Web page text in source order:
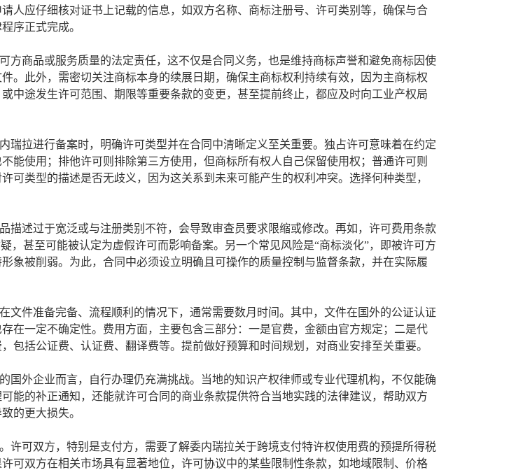
人应仔细核对证书上记载的信息，如双方名称、商标注册号、许可类别等，确保与合
序正式完成。
商品或服务质量的法定责任，这不仅是合同义务，也是维持商标声誉和避免商标因使
。此外，需密切关注商标本身的续展日期，确保主商标权利持续有效，因为主商标权
中途发生许可范围、期限等重要条款的变更，甚至提前终止，都应及时向工业产权局
拉进行备案时，明确许可类型并在合同中清晰定义至关重要。独占许可意味着在约定
能使用；排他许可则排除第三方使用，但商标所有权人自己保留使用权；普通许可则
可类型的描述是否无歧义，因为这关系到未来可能产生的权利冲突。选择何种类型，
述过于宽泛或与注册类别不符，会导致审查员要求限缩或修改。再如，许可费用条款
，甚至可能被认定为虚假许可而影响备案。另一个常见风险是“商标淡化”，即被许可方
象被削弱。为此，合同中必须设立明确且可操作的质量控制与监督条款，并在实际履
文件准备完备、流程顺利的情况下，通常需要数月时间。其中，文件在国外的公证认证
在一定不确定性。费用方面，主要包含三部分：一是官费，金额由官方规定；二是代
包括公证费、认证费、翻译费等。提前做好预算和时间规划，对商业安排至关重要。
外企业而言，自行办理仍充满挑战。当地的知识产权律师或专业代理机构，不仅能确
能的补正通知，还能就许可合同的商业条款提供符合当地实践的法律建议，帮助双方
的更大损失。
可双方，特别是支付方，需要了解委内瑞拉关于跨境支付特许权使用费的预提所得税
可双方在相关市场具有显著地位，许可协议中的某些限制性条款，如地域限制、价格